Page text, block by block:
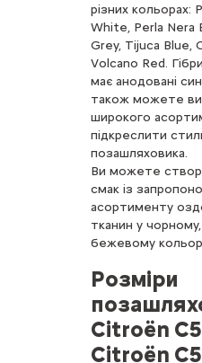
різних кольорах:
White, Perla Nera
Grey, Tijuca Blue,
Volcano Red.
має анодовані
також можете
широкого
підкреслити
позашляховика.
Ви можете
смак із
асортименту
тканин у
бежевому
Розміри
Citroën
Citroën